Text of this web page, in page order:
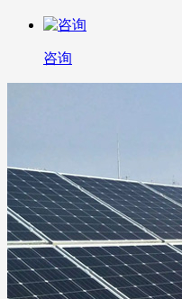
咨询